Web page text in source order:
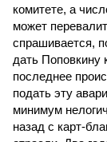
комитете, а
может
спрашивается,
дать Поповкину
последнее
подать эту
минимум
назад с карт-